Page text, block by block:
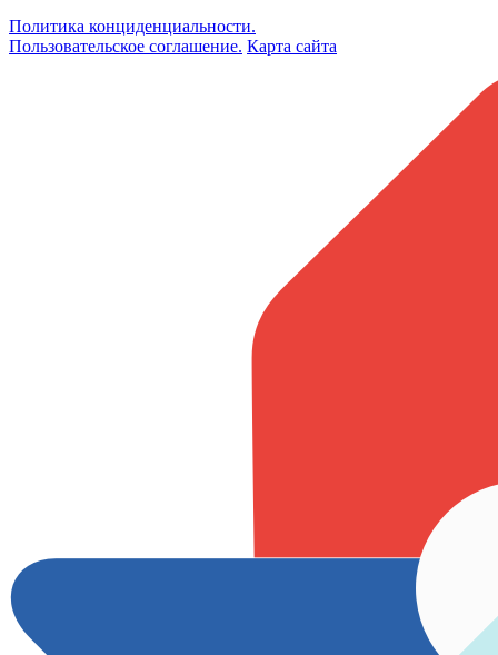
Политика конциденциальности.
Пользовательское соглашение. Карта сайта